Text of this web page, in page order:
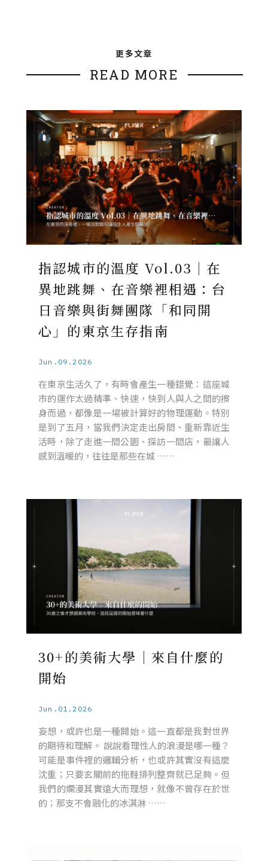
更多文章
READ MORE
指認城市的溫度 Vol.03｜在
異地跳舞、在音樂裡相遇：台
日音樂與街舞團隊「和同開
心」的東京生存指南
Jun.09.2026
在東京生活久了，有時會產生一種錯覺：這座城
市的運作太過精準、快速，快到人與人之間的擦
身而過，都像是一場被計算好的物理運動。特別
是到了五月，當我們決定走出房間、重新靠近生
活時，除了走進一間公園、探訪一間店，最讓人
感到溫暖的，往往是那些在城 ……
30+的美術大學｜來自什麼的
開始
Jun.01.2026
妄想，或許也是一種開始。這一直都是我對世界
的期待和理解。 說說看理性人的浪漫是哪一種？
可能是事件裡的邏輯分析，也或許其實沒有這麼
沈重；只要玄關前的拖鞋排列整齊就已足夠。但
我們的爛漫其實遠大而理想，就像不曾存在於世
的；那支不會融化的冰淇淋 ……